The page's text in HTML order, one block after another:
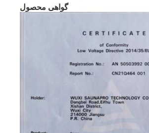
گواهی محصول